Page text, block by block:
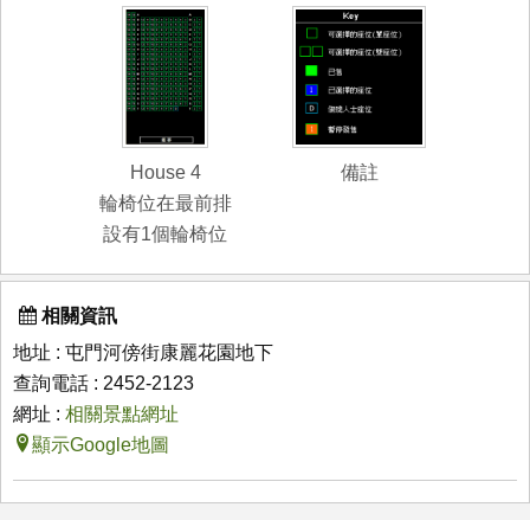
House 4
輪椅位在最前排
設有1個輪椅位
備註
相關資訊
地址 : 屯門河傍街康麗花園地下
查詢電話 : 2452-2123
網址 : 相關景點網址
顯示Google地圖